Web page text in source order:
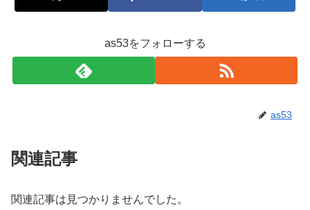
as53をフォローする
as53
関連記事
関連記事は見つかりませんでした。